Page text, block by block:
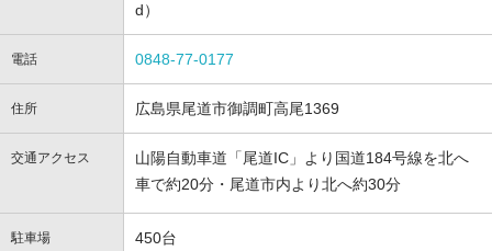
d）
電話 0848-77-0177
住所 広島県尾道市御調町高尾1369
交通アクセス
山陽自動車道「尾道IC」より国道184号線を北へ
車で約20分・尾道市内より北へ約30分
駐車場 450台